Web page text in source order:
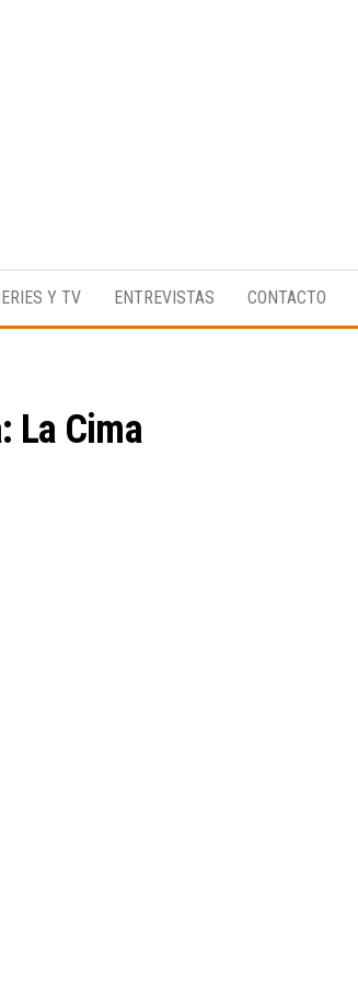
Magazine
digital
enfocado
cultura,
Y TV ENTREVISTAS CONTACTO
La Cima